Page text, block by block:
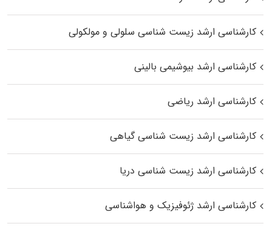
کارشناسی ارشد زیست شناسی سلولی و مولکولی
کارشناسی ارشد بیوشیمی بالینی
کارشناسی ارشد ریاضی
کارشناسی ارشد زیست‌ شناسی گیاهی
کارشناسی ارشد زیست‌ شناسی دریا
کارشناسی ارشد ژئوفیزیک و هواشناسی